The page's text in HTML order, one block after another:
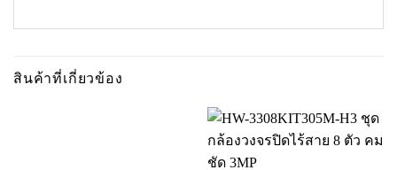
สินค้าที่เกี่ยวข้อง